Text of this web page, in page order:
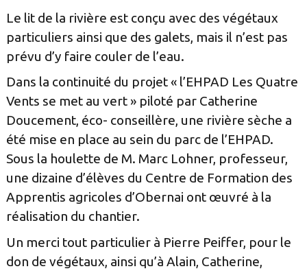
Le lit de la rivière est conçu avec des végétaux
particuliers ainsi que des galets, mais il n’est pas
prévu d’y faire couler de l’eau.
Dans la continuité du projet « l’EHPAD Les Quatre
Vents se met au vert » piloté par Catherine
Doucement, éco- conseillère, une rivière sèche a
été mise en place au sein du parc de l’EHPAD.
Sous la houlette de M. Marc Lohner, professeur,
une dizaine d’élèves du Centre de Formation des
Apprentis agricoles d’Obernai ont œuvré à la
réalisation du chantier.
Un merci tout particulier à Pierre Peiffer, pour le
don de végétaux, ainsi qu’à Alain, Catherine,